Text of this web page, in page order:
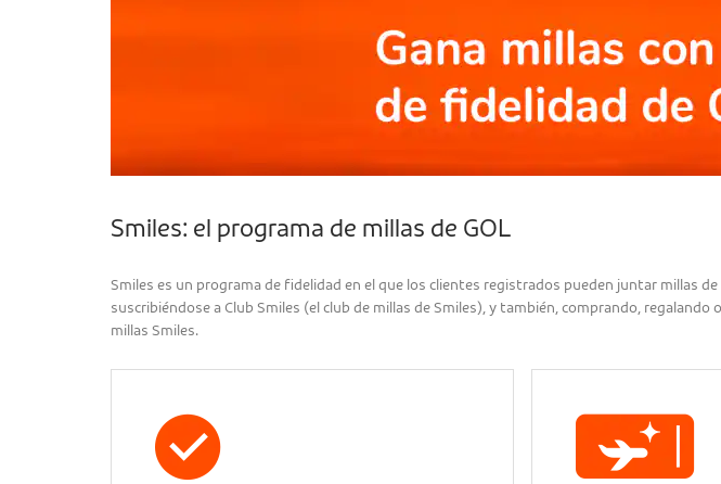
Smiles: el programa de millas de GOL
Smiles es un programa de fidelidad en el que los clientes registrados pueden juntar millas
suscribiéndose a Club Smiles (el club de millas de Smiles), y también, comprando,
millas Smiles.